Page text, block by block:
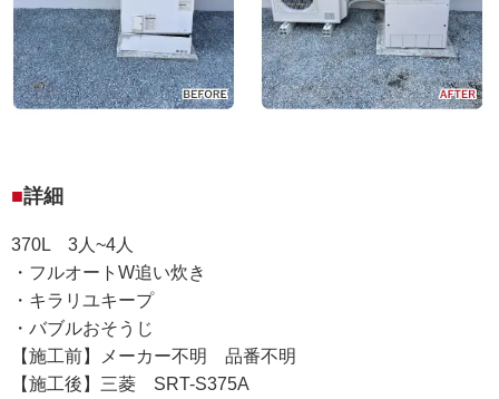
詳細
370L 3人~4人
・フルオートW追い炊き
・キラリユキープ
・バブルおそうじ
【施工前】メーカー不明 品番不明
【施工後】三菱 SRT-S375A